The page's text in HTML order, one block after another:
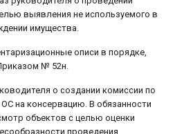
выявления не используемого в
имущества.
описи в порядке,
№ 52н.
о создании комиссии по
на консервацию. В обязанности
объектов с целью оценки
проведения